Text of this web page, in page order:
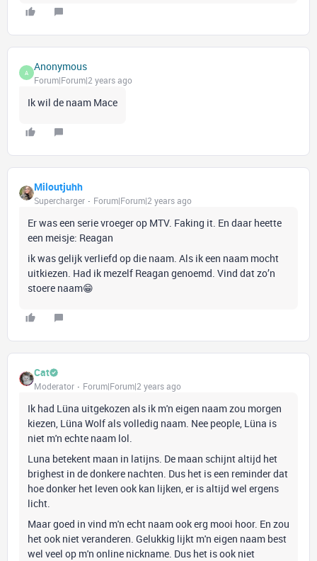
A Anonymous
Forum|Forum|2 years ago
Ik wil de naam Mace
Miloutjuhh
Supercharger Forum|Forum|2 years ago
Er was een serie vroeger op MTV. Faking it. En daar heette
een meisje: Reagan
ik was gelijk verliefd op die naam. Als ik een naam mocht
uitkiezen. Had ik mezelf Reagan genoemd. Vind dat zo’n
stoere naam😁
Cat
Moderator Forum|Forum|2 years ago
Ik had Lüna uitgekozen als ik m'n eigen naam zou morgen
kiezen, Lüna Wolf als volledig naam. Nee people, Lüna is
niet m'n echte naam lol.
Luna betekent maan in latijns. De maan schijnt altijd het
brighest in de donkere nachten. Dus het is een reminder dat
hoe donker het leven ook kan lijken, er is altijd wel ergens
licht.
Maar goed in vind m'n echt naam ook erg mooi hoor. En zou
het ook niet veranderen. Gelukkig lijkt m'n eigen naam best
wel veel op m'n online nickname. Dus het is ook niet